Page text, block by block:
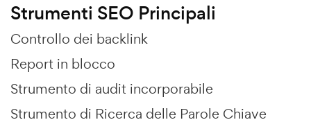
Strumenti SEO Principali
Controllo dei backlink
Report in blocco
Strumento di audit incorporabile
Strumento di Ricerca delle Parole Chiave